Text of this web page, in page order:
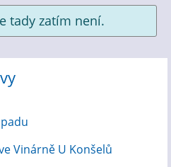
tady zatím není.
Vinárně U Konšelů